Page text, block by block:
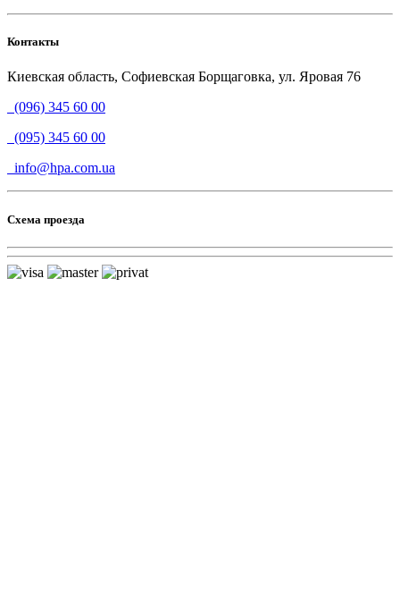
Контакты
Киевская область, Софиевская Борщаговка, ул. Яровая 76
(096) 345 60 00
(095) 345 60 00
info@hpa.com.ua
Схема проезда